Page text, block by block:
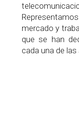
mercado y
que se han
cada una de